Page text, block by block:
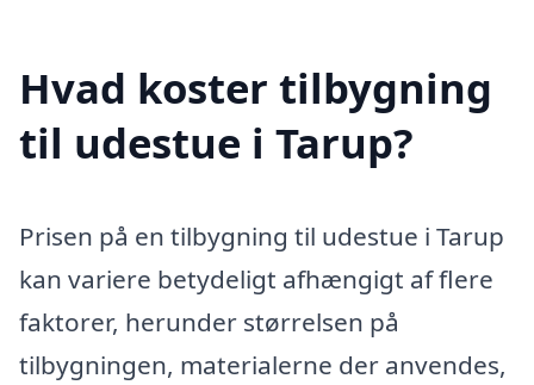
Hvad koster tilbygning
til udestue i Tarup?
Prisen på en tilbygning til udestue i Tarup
kan variere betydeligt afhængigt af flere
faktorer, herunder størrelsen på
tilbygningen, materialerne der anvendes,